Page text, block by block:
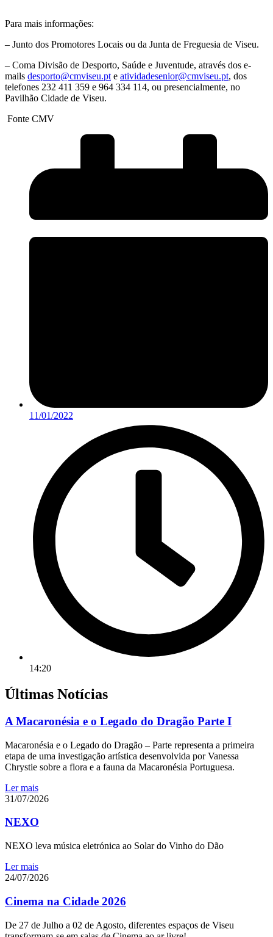
Para mais informações:
– Junto dos Promotores Locais ou da Junta de Freguesia de Viseu.
– Coma Divisão de Desporto, Saúde e Juventude, através dos e-
mails desporto@cmviseu.pt e atividadesenior@cmviseu.pt, dos
telefones 232 411 359 e 964 334 114, ou presencialmente, no
Pavilhão Cidade de Viseu.
Fonte CMV
11/01/2022
14:20
Últimas Notícias
A Macaronésia e o Legado do Dragão Parte I
Macaronésia e o Legado do Dragão – Parte representa a primeira
etapa de uma investigação artística desenvolvida por Vanessa
Chrystie sobre a flora e a fauna da Macaronésia Portuguesa.
Ler mais
31/07/2026
NEXO
NEXO leva música eletrónica ao Solar do Vinho do Dão
Ler mais
24/07/2026
Cinema na Cidade 2026
De 27 de Julho a 02 de Agosto, diferentes espaços de Viseu